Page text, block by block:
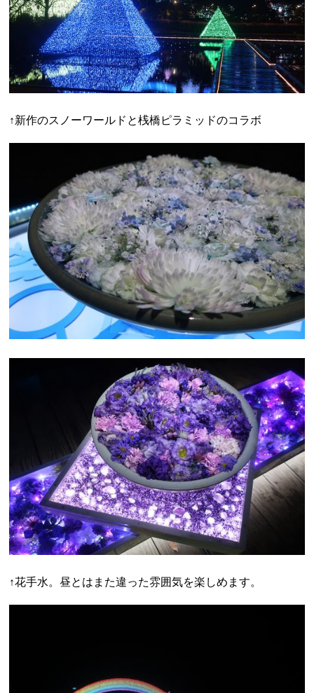
↑新作のスノーワールドと桟橋ピラミッドのコラボ
↑花手水。昼とはまた違った雰囲気を楽しめます。